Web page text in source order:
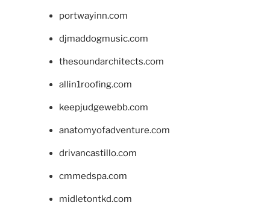
portwayinn.com
djmaddogmusic.com
thesoundarchitects.com
allin1roofing.com
keepjudgewebb.com
anatomyofadventure.com
drivancastillo.com
cmmedspa.com
midletontkd.com